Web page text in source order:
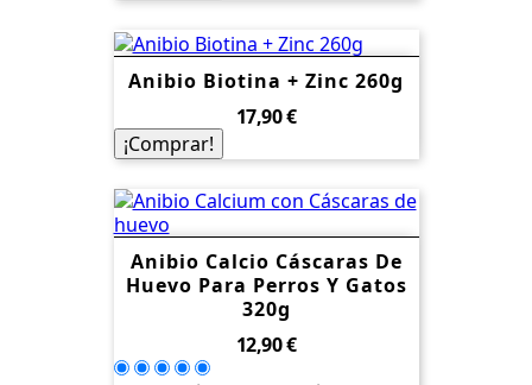
Anibio Biotina + Zinc 260g
Precio
17,90 €
¡Comprar!
Anibio Calcio Cáscaras De
Huevo Para Perros Y Gatos
320g
Precio
12,90 €